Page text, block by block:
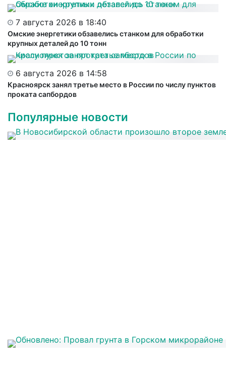
7 августа 2026 в 18:40
Омские энергетики обзавелись станком для обработки
крупных деталей до 10 тонн
6 августа 2026 в 14:58
Красноярск занял третье место в России по числу пунктов
проката сапбордов
Популярные новости